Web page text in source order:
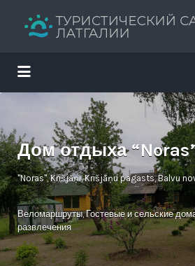
Путеводитель твоего
Искать:
Дом отдыха
"Noras", Krišjāņi, Krišjāņu pagasts, Balvu
Веломаршруты,Гостевые и сельские
развлечения